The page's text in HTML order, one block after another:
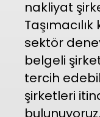
nakliyat
sektör
belgeli
tercih
şirketleri
bulunuyoruz.